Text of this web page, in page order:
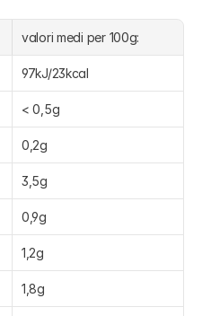
valori medi per 100g:
97kJ/23kcal
< 0,5g
0,2g
3,5g
0,9g
1,2g
1,8g